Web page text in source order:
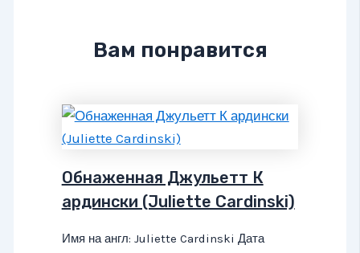
Вам понравится
Обнаженная Джульетт К
ардински (Juliette Cardinski)
Имя на англ: Juliette Cardinski Дата